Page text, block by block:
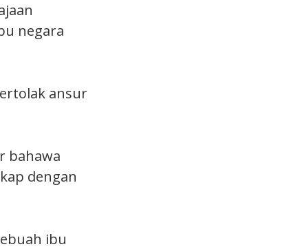
negara
ansur
bahawa
dengan
ibu